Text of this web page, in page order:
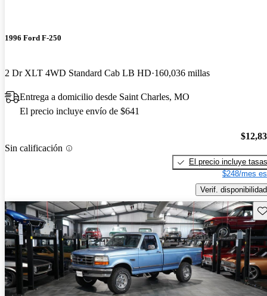
1996 Ford F-250
2 Dr XLT 4WD Standard Cab LB HD 160,036 millas
Entrega a domicilio desde Saint Charles, MO
El precio incluye envío de $641
Sin calificación
El precio incluye tasas
$248/mes
Verif. disponibilidad